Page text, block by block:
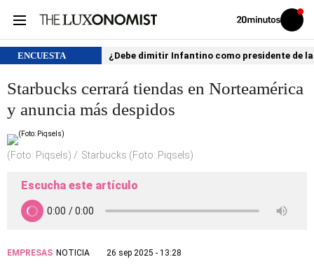
Volver
Iniciar
sesión
ENCUESTA ¿Debe dimitir Infantino como presidente de
Starbucks cerrará tiendas en Norteamérica
y anuncia más despidos
(Foto: Piqsels) Starbucks (Foto: Piqsels)
Escucha este artículo
EMPRESAS NOTICIA
26 sep 2025 - 13:28